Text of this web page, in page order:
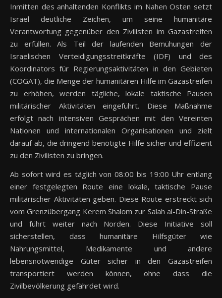
Inmitten des anhaltenden Konflikts im Nahen Osten setzt
Israel deutliche Zeichen, um seine humanitäre
Verantwortung gegenüber den Zivilisten im Gazastreifen
zu erfüllen. Als Teil der laufenden Bemühungen der
Israelischen Verteidigungsstreitkräfte (IDF) und des
Koordinators für Regierungsaktivitäten in den Gebieten
(COGAT), die Menge der humanitären Hilfe im Gazastreifen
zu erhöhen, werden tägliche, lokale taktische Pausen
militärischer Aktivitäten eingeführt. Diese Maßnahme
erfolgt nach intensiven Gesprächen mit den Vereinten
Nationen und internationalen Organisationen und zielt
darauf ab, die dringend benötigte Hilfe sicher und effizient
zu den Zivilisten zu bringen.
Ab sofort wird es täglich von 08:00 bis 19:00 Uhr entlang
einer festgelegten Route eine lokale, taktische Pause
militärischer Aktivitäten geben. Diese Route erstreckt sich
vom Grenzübergang Kerem Shalom zur Salah al-Din-Straße
und führt weiter nach Norden. Diese Initiative soll
sicherstellen, dass humanitäre Hilfsgüter wie
Nahrungsmittel, Medikamente und andere
lebensnotwendige Güter sicher in den Gazastreifen
transportiert werden können, ohne dass die
Zivilbevölkerung gefährdet wird.